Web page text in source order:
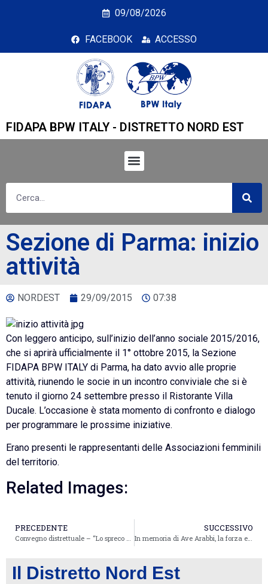
Sezione di Parma:
09/08/2026
FACEBOOK ACCESSO
FIDAPA BPW ITALY - DISTRETTO NORD EST
Sezione di Parma: inizio
attività
NORDEST 29/09/2015 07:38
Con leggero anticipo, sull’inizio dell’anno sociale 2015/2016,
che si aprirà ufficialmente il 1° ottobre 2015, la Sezione
FIDAPA BPW ITALY di Parma, ha dato avvio alle proprie
attività, riunendo le socie in un incontro conviviale che si è
tenuto il giorno 24 settembre presso il Ristorante Villa
Ducale. L’occasione è stata momento di confronto e dialogo
per programmare le prossime iniziative.
Erano presenti le rappresentanti delle Associazioni femminili
del territorio.
Related Images:
PRECEDENTE
Convegno distrettuale – “Lo spreco alimentare nelle nostre famiglie: realtà o luogo comune?” Padova 26 settembre 2015
SUCCESSIVO
In memoria di Ave Arabbi, la forza e l’intelligenza di una vita
Il Distretto Nord Est